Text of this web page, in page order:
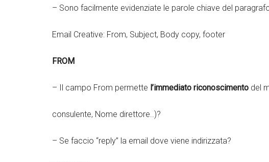
– Sono facilmente evidenziate le parole chiave del
Email Creative: From, Subject, Body copy, footer
FROM
– Il campo From permette l’immediato riconoscimento del
consulente, Nome direttore..)?
– Se faccio “reply” la email dove viene indirizzata?